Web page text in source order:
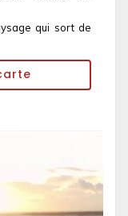
qui sort de